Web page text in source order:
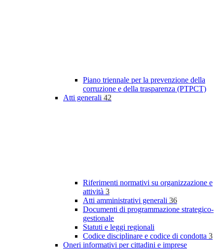
Piano triennale per la prevenzione della
corruzione e della trasparenza (PTPCT)
Atti generali 42
Riferimenti normativi su organizzazione e
attività 3
Atti amministrativi generali 36
Documenti di programmazione strategico-
gestionale
Statuti e leggi regionali
Codice disciplinare e codice di condotta 3
Oneri informativi per cittadini e imprese